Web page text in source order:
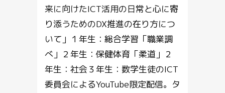
来に向けたICT活用の日常と心に寄
り添うためのDX推進の在り方につ
いて」１年生：総合学習「職業調
べ」２年生：保健体育「柔道」２
年生：社会３年生：数学生徒のICT
委員会によるYouTube限定配信。タ